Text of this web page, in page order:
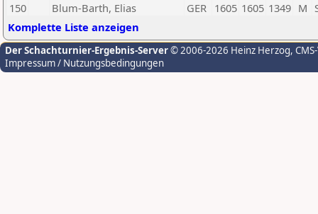
150
Blum-Barth, Elias GER 1605 1605 1349 M
Komplette Liste anzeigen
Der Schachturnier-Ergebnis-Server© 2006-2026 Heinz Herzog,
Impressum / Nutzungsbedingungen